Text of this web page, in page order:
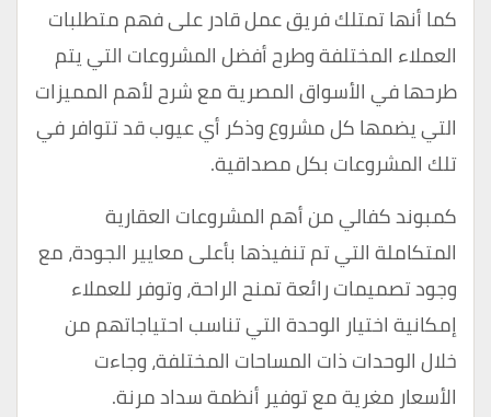
كما أنها تمتلك فريق عمل قادر على فهم متطلبات
العملاء المختلفة وطرح أفضل المشروعات التي يتم
طرحها في الأسواق المصرية مع شرح لأهم المميزات
التي يضمها كل مشروع وذكر أي عيوب قد تتوافر في
تلك المشروعات بكل مصداقية.
كمبوند كفالي من أهم المشروعات العقارية
المتكاملة التي تم تنفيذها بأعلى معايير الجودة، مع
وجود تصميمات رائعة تمنح الراحة، وتوفر للعملاء
إمكانية اختيار الوحدة التي تناسب احتياجاتهم من
خلال الوحدات ذات المساحات المختلفة، وجاءت
الأسعار مغرية مع توفير أنظمة سداد مرنة.